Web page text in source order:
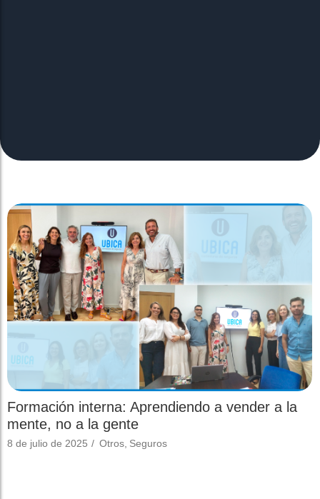
Formación interna: Aprendiendo a vender a la
mente, no a la gente
8 de julio de 2025 / Otros, Seguros